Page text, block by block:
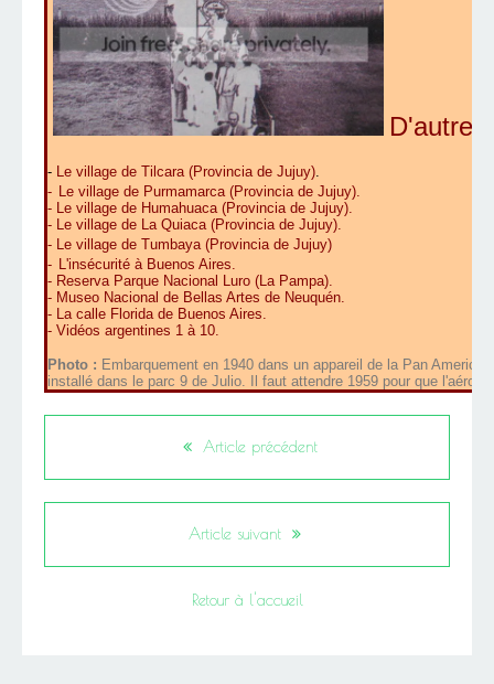
- Le village de Tilcara (Provincia de Jujuy).
- Le village de Purmamarca (Provincia de Jujuy).
- Le village de Humahuaca (Provincia de Jujuy).
- Le village de La Quiaca (Provincia de Jujuy).
- Le village de Tumbaya (Provincia de Jujuy)
- L'insécurité à Buenos Aires.
- Reserva Parque Nacional Luro (La Pampa).
- Museo Nacional de Bellas Artes de Neuquén.
- La calle Florida de Buenos Aires.
- Vidéos argentines 1 à 10.
Photo : Embarquement en 1940 dans un appareil de la Pan
installé dans le parc 9 de Julio. Il faut attendre 1959 pour que
Article précédent
Article suivant
Retour à l'accueil